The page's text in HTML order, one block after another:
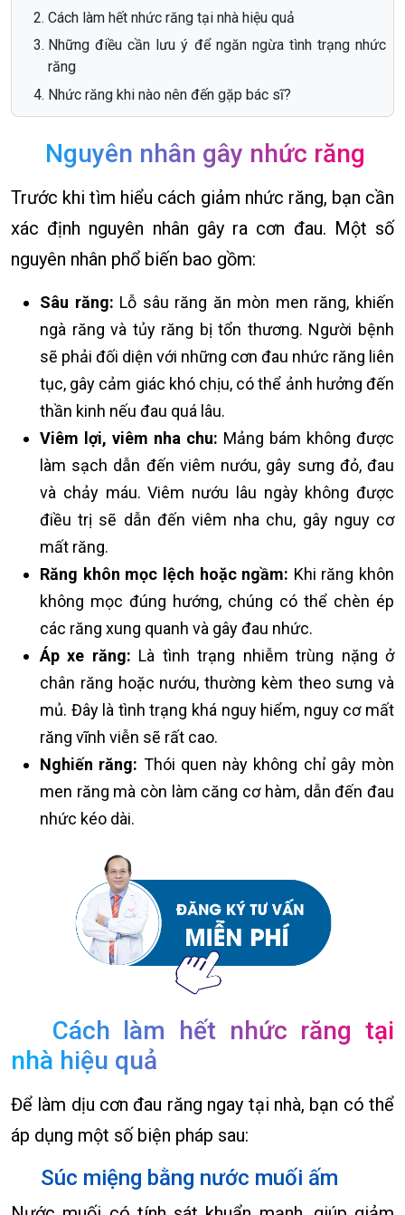
Cách làm hết nhức răng tại nhà hiệu quả
Những điều cần lưu ý để ngăn ngừa tình trạng nhức
răng
Nhức răng khi nào nên đến gặp bác sĩ?
Nguyên nhân gây nhức răng
Trước khi tìm hiểu cách giảm nhức răng, bạn cần
xác định nguyên nhân gây ra cơn đau. Một số
nguyên nhân phổ biến bao gồm:
Sâu răng: Lỗ sâu răng ăn mòn men răng, khiến
ngà răng và tủy răng bị tổn thương. Người bệnh
sẽ phải đối diện với những cơn đau nhức răng liên
tục, gây cảm giác khó chịu, có thể ảnh hưởng đến
thần kinh nếu đau quá lâu.
Viêm lợi, viêm nha chu: Mảng bám không được
làm sạch dẫn đến viêm nướu, gây sưng đỏ, đau
và chảy máu. Viêm nướu lâu ngày không được
điều trị sẽ dẫn đến viêm nha chu, gây nguy cơ
mất răng.
Răng khôn mọc lệch hoặc ngầm: Khi răng khôn
không mọc đúng hướng, chúng có thể chèn ép
các răng xung quanh và gây đau nhức.
Áp xe răng: Là tình trạng nhiễm trùng nặng ở
chân răng hoặc nướu, thường kèm theo sưng và
mủ. Đây là tình trạng khá nguy hiểm, nguy cơ mất
răng vĩnh viễn sẽ rất cao.
Nghiến răng: Thói quen này không chỉ gây mòn
men răng mà còn làm căng cơ hàm, dẫn đến đau
nhức kéo dài.
Cách làm hết nhức răng tại
nhà hiệu quả
Để làm dịu cơn đau răng ngay tại nhà, bạn có thể
áp dụng một số biện pháp sau:
Súc miệng bằng nước muối ấm